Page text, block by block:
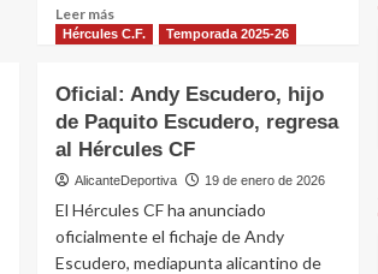
Leer másLeer
más
Gomes
finaliza
su
el
Hércules
y
Hércules C.F. Temporada 2025-26
Oficial: Andy Escudero, hijo
de Paquito Escudero, regresa
al Hércules CF
AlicanteDeportiva 19 de enero de 2026
El Hércules CF ha anunciado
oficialmente el fichaje de Andy
Escudero, mediapunta alicantino de